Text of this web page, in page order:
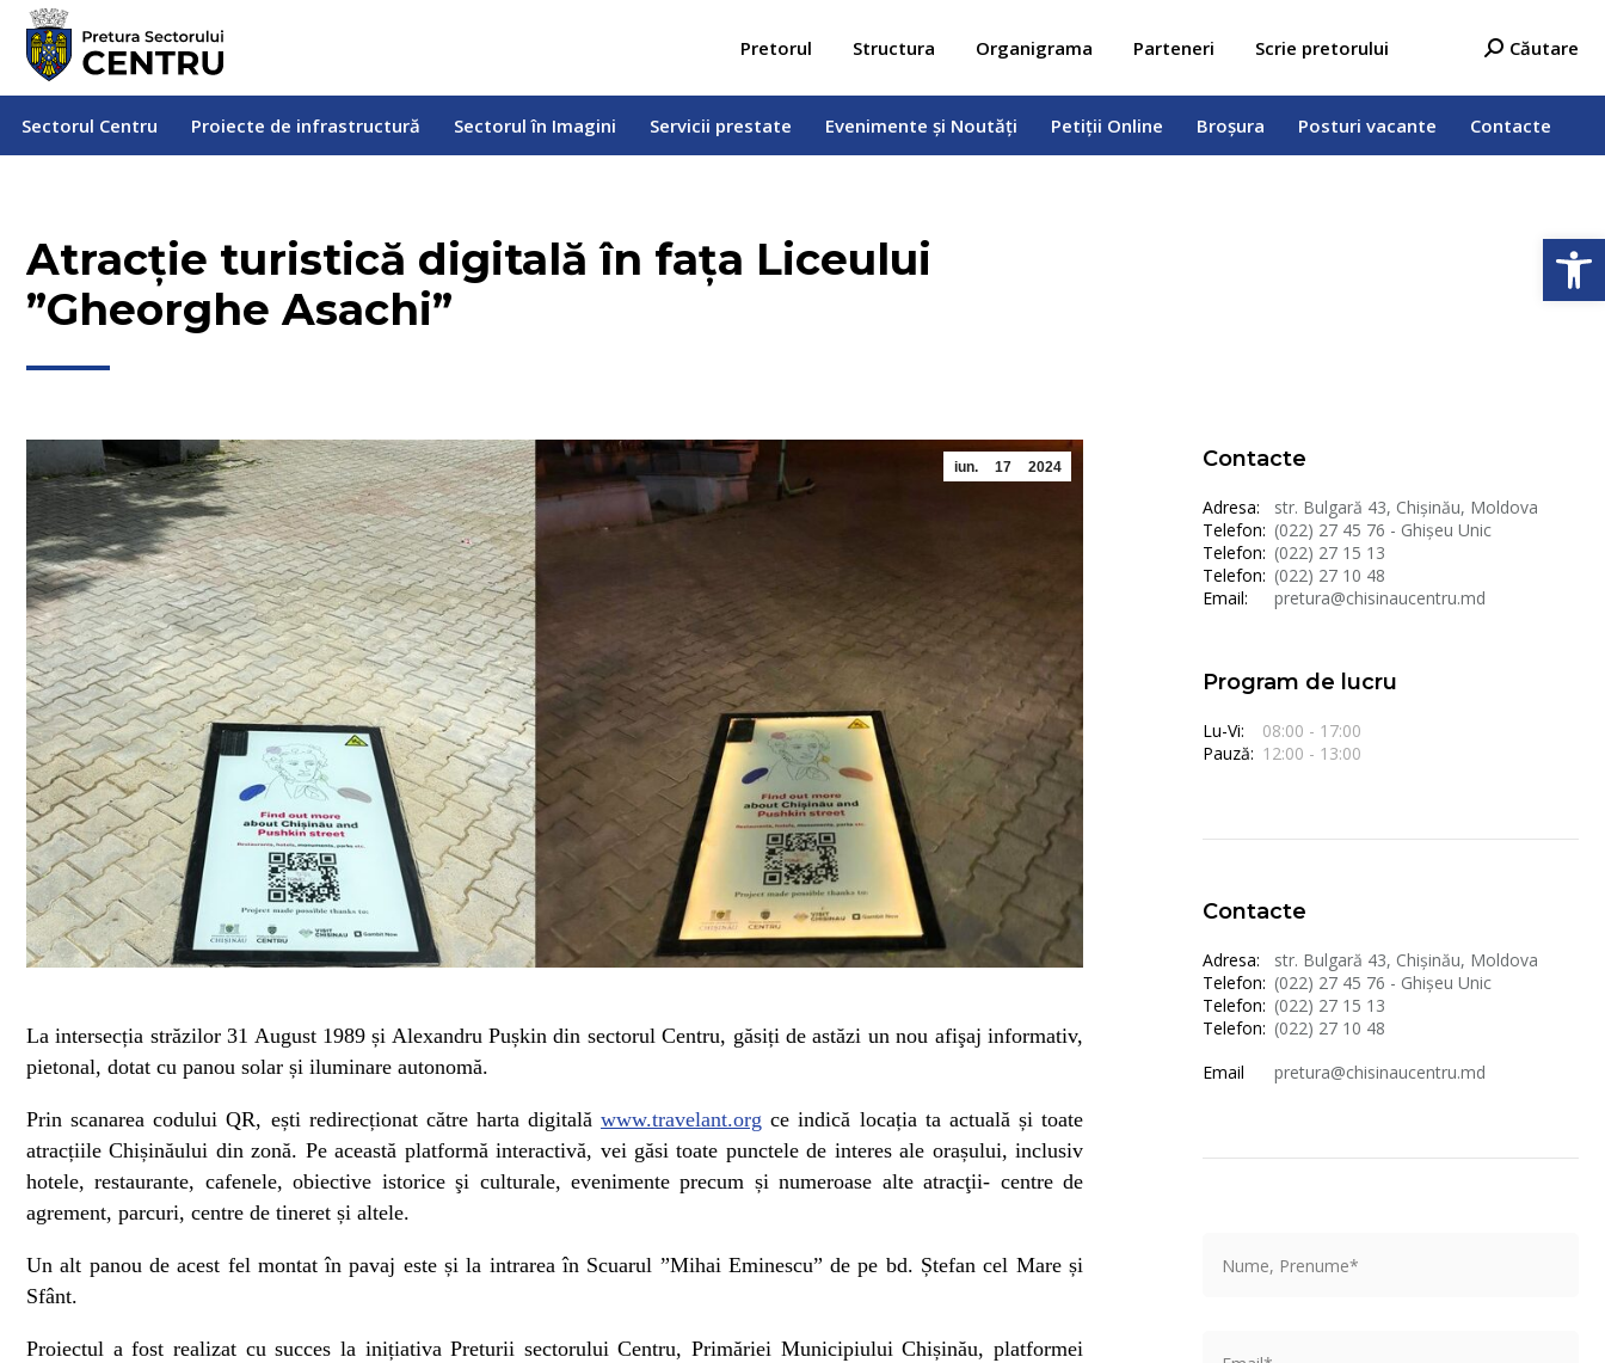
Pretorul Structura Organigrama Parteneri Scrie pretorului Search:
Căutare
Sectorul Centru Proiecte de infrastructură Sectorul în Imagini Servicii prestate Evenimente și Noutăți Petiții Online Broșura Posturi vacante Contacte
Atracție turistică digitală în fața Liceului
”Gheorghe Asachi”
iun. 17 2024
La intersecția străzilor 31 August 1989 și Alexandru Pușkin din sectorul Centru, găsiți de astăzi un nou afişaj informativ,
pietonal, dotat cu panou solar și iluminare autonomă.
Prin scanarea codului QR, ești redirecționat către harta digitalăwww.travelant.org ce indică locația ta actuală și toate
atracțiile Chișinăului din zonă. Pe această platformă interactivă, vei găsi toate punctele de interes ale orașului, inclusiv
hotele, restaurante, cafenele, obiective istorice şi culturale, evenimente precum și numeroase alte atracţii- centre de
agrement, parcuri, centre de tineret și altele.
Un alt panou de acest fel montat în pavaj este și la intrarea în Scuarul ”Mihai Eminescu” de pe bd. Ștefan cel Mare și
Sfânt.
Proiectul a fost realizat cu succes la inițiativa Preturii sectorului Centru, Primăriei Municipiului Chișinău, platformei
Contacte
Adresa:
str. Bulgară 43, Chișinău, Moldova
Telefon: (022) 27 45 76 - Ghișeu Unic
Telefon: (022) 27 15 13
Telefon: (022) 27 10 48
Email:
pretura@chisinaucentru.md
Program de lucru
Lu-Vi:
08:00 - 17:00
Pauză: 12:00 - 13:00
Contacte
Adresa:
str. Bulgară 43, Chișinău, Moldova
Telefon: (022) 27 45 76 - Ghișeu Unic
Telefon: (022) 27 15 13
Telefon: (022) 27 10 48
Email
pretura@chisinaucentru.md
Sectorul Centru Proiecte de infrastructură Servicii prestate Evenimente și Noutăți Petiții Online Broșura Posturi vacante Contacte